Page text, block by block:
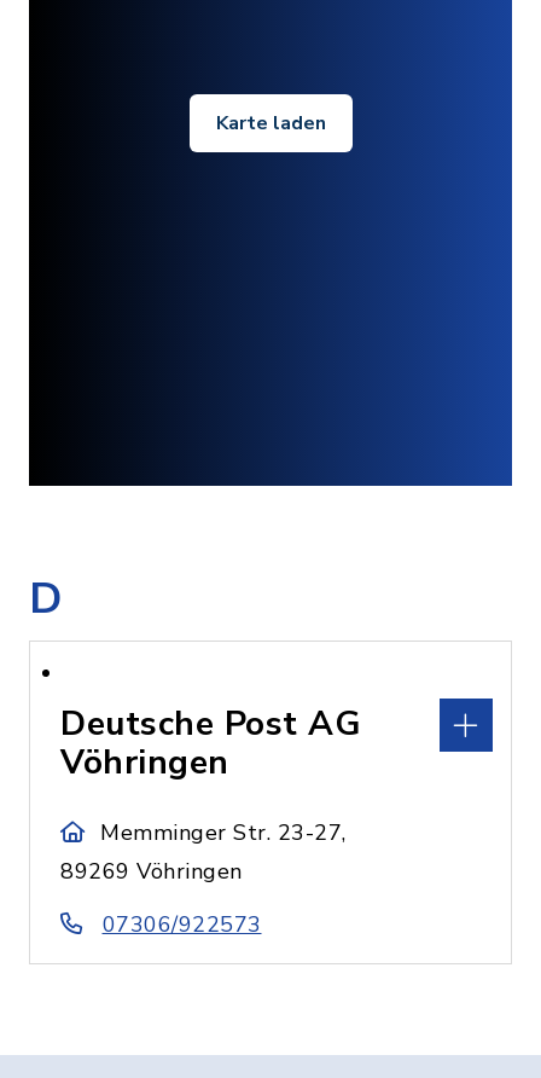
Karte laden
D
Deutsche Post AG
Vöhringen
Memminger Str. 23-27,
89269 Vöhringen
07306/922573